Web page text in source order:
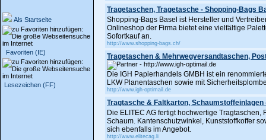
Als Startseite
Favoriten (IE)
Lesezeichen (FF)
Tragetaschen, Tragetasche - Shopping-Bags
Shopping-Bags Basel ist Hersteller und
Onlineshop der Firma bietet eine vielfältige
Sofortkauf an.
http://www.shopping-bags.ch/
Tragetaschen & Mehrwegversandtaschen,
Die IGH Papierhandels GMBH ist ein
LKW Planentaschen sowie mit
http://www.igh-optimail.de
Tragtasche & Faltkarton, Schaumstoffeinlagen
Die ELITEC AG fertigt hochwertige
Schaum. Kantenschutzwinkel, Kunststoffkoffer
sich ebenfalls im Angebot.
http://www.elitecag.li